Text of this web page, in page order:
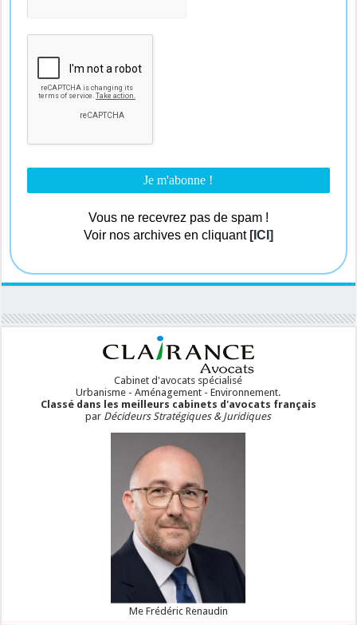
Vous ne recevrez pas de spam !
Voir nos archives en cliquant [ICI]
Cabinet d'avocats spécialisé
Urbanisme - Aménagement - Environnement.
Classé dans les meilleurs cabinets d'avocats français
par Décideurs Stratégiques & Juridiques
Me Frédéric Renaudin